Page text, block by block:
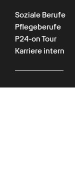
Soziale Berufe
Pflegeberufe
P24-on Tour
Karriere intern
Für Kunden